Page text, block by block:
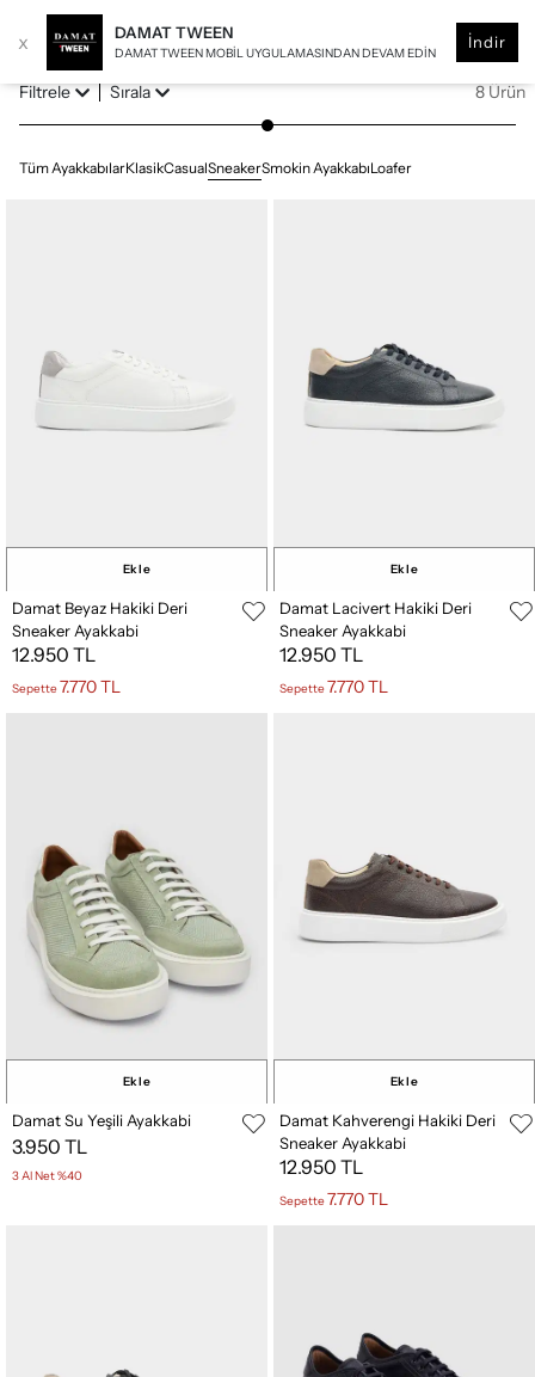
x DAMAT TWEEN
DAMAT TWEEN MOBIL UYGULAMASINDAN DEVAM EDIN
İndir
Filtrele Sırala 8 Ürün
Tüm AyakkabılarKlasikCasualSneakerSmokin AyakkabıLoafer
Ekle
Damat Beyaz Hakiki Deri
Sneaker Ayakkabi
12.950 TL
Sepette 7.770 TL
Ekle
Damat Lacivert Hakiki Deri
Sneaker Ayakkabi
12.950 TL
Sepette 7.770 TL
Ekle
Damat Su Yeşili Ayakkabi
3.950 TL
3 Al Net %40
Ekle
Damat Kahverengi Hakiki Deri
Sneaker Ayakkabi
12.950 TL
Sepette 7.770 TL